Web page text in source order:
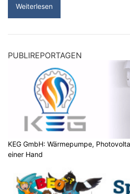
Weiterlesen
PUBLIREPORTAGEN
KEG GmbH: Wärmepumpe,
einer Hand